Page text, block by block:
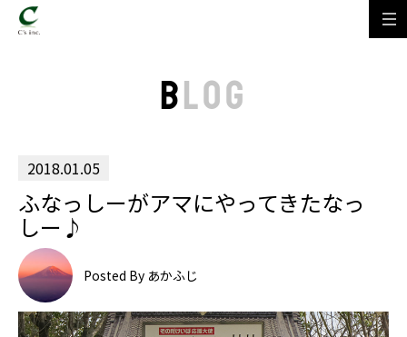
BLOG
2018.01.05
ふなっしーがアマにやってきたなっ
しー♪
Posted By あかふじ